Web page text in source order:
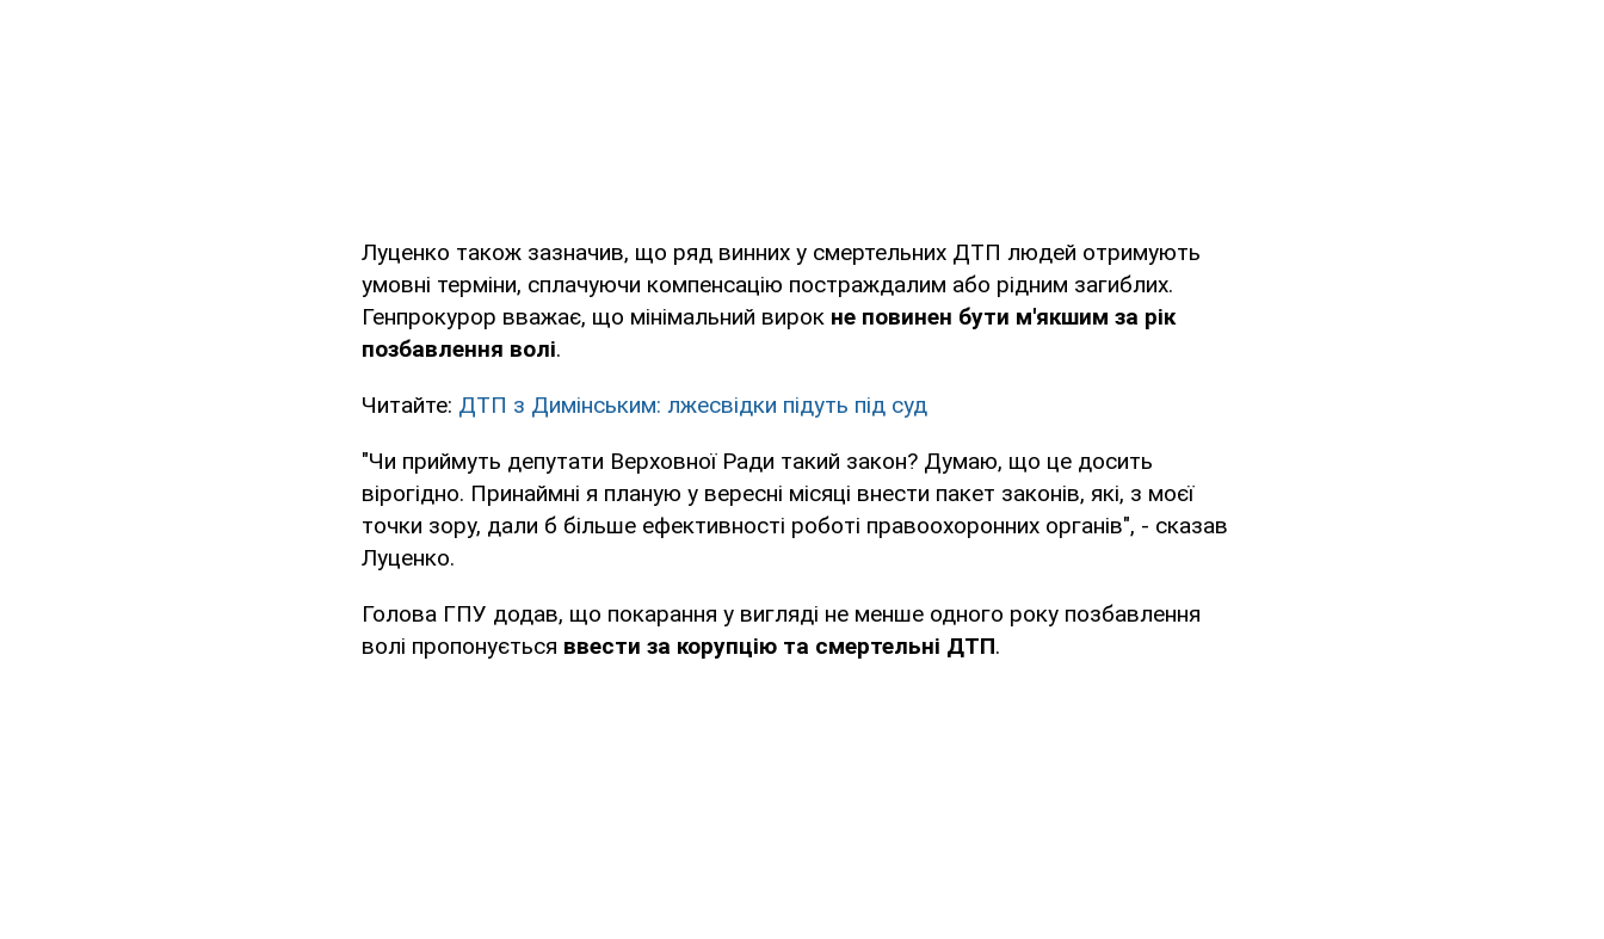
Луценко також зазначив, що ряд винних у смертельних ДТП людей отримують
умовні терміни, сплачуючи компенсацію постраждалим або рідним загиблих.
Генпрокурор вважає, що мінімальний вирок не повинен бути м'якшим за рік
позбавлення волі.
Читайте: ДТП з Димінським: лжесвідки підуть під суд
"Чи приймуть депутати Верховної Ради такий закон? Думаю, що це досить
вірогідно. Принаймні я планую у вересні місяці внести пакет законів, які, з моєї
точки зору, дали б більше ефективності роботі правоохоронних органів", - сказав
Луценко.
Голова ГПУ додав, що покарання у вигляді не менше одного року позбавлення
волі пропонується ввести за корупцію та смертельні ДТП.